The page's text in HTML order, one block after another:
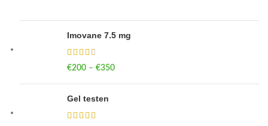
Imovane 7.5 mg
€200 – €350
Gel testen